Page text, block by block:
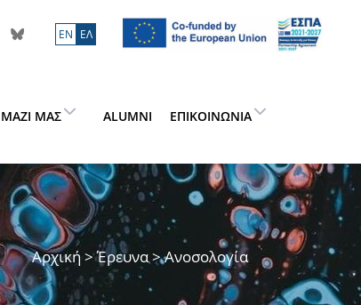
ΕN ΕΛ
ΜΑΣ ALUMNI ΕΠΙΚΟΙΝΩΝΊΑ
Αρχική >Έρευνα> Ανοσολογία